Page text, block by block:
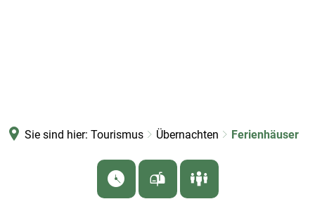
Sie sind hier: Tourismus Übernachten Ferienhäuser